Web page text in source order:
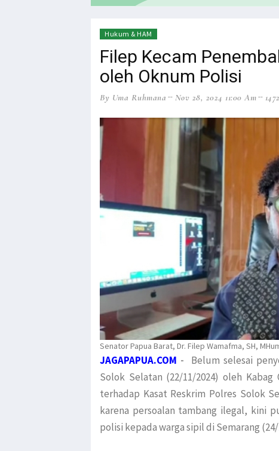
HEADLINENEWS
Hukum & HAM
Filep Kecam
oleh Oknum Polisi
By Uma Ruhmana Nov 28, 2024 11:00 Am
Senator Papua Barat, Dr. Filep Wamafma, SH,
JAGAPAPUA.COM -
Belum selesai
Solok Selatan (22/11/2024) oleh
terhadap Kasat Reskrim Polres Solok
karena persoalan tambang ilegal, kini
polisi kepada warga sipil di Semarang (24/